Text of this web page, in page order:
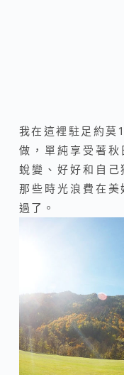
我在這裡駐足約莫
做，單純享受著
蛻變、好好和自
那些時光浪費在
過了。